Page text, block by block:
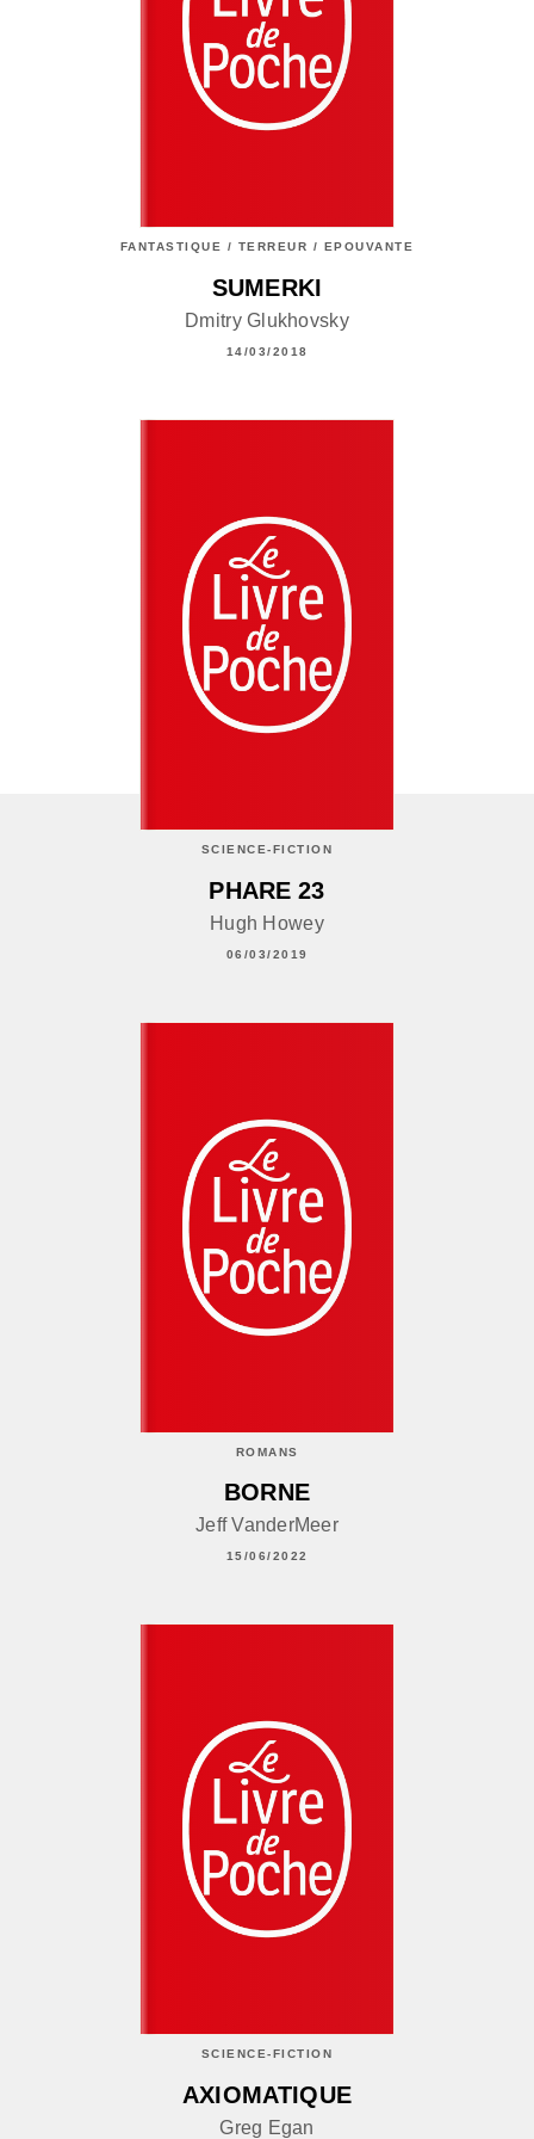
FANTASTIQUE / TERREUR / EPOUVANTE
SUMERKI
Dmitry Glukhovsky
14/03/2018
SCIENCE-FICTION
PHARE 23
Hugh Howey
06/03/2019
ROMANS
BORNE
Jeff VanderMeer
15/06/2022
SCIENCE-FICTION
AXIOMATIQUE
Greg Egan